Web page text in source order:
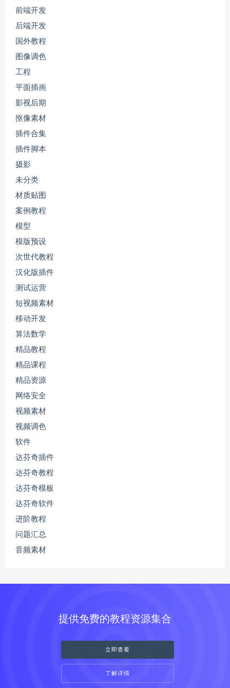
前端开发
后端开发
国外教程
图像调色
工程
平面插画
影视后期
抠像素材
插件合集
插件脚本
摄影
未分类
材质贴图
案例教程
模型
模版预设
次世代教程
汉化版插件
测试运营
短视频素材
移动开发
算法数学
精品教程
精品课程
精品资源
网络安全
视频素材
视频调色
软件
达芬奇插件
达芬奇教程
达芬奇模板
达芬奇软件
进阶教程
问题汇总
音频素材
提供免费的教程资源集合
立即查看
了解详情